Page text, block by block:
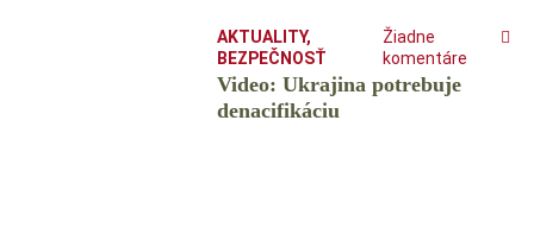
AKTUALITY,
BEZPEČNOSŤ
Žiadne
komentáre
Video: Ukrajina potrebuje
denacifikáciu